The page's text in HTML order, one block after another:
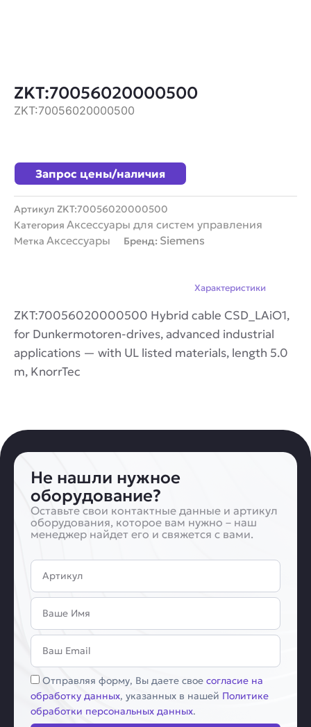
ZKT:70056020000500
ZKT:70056020000500
Запрос цены/наличия
Артикул ZKT:70056020000500
Категория Аксессуары для систем управления
Метка Аксессуары Бренд: Siemens
Характеристики
ZKT:70056020000500 Hybrid cable CSD_LAiO1,
for Dunkermotoren-drives, advanced industrial
applications — with UL listed materials, length 5.0
m, KnorrTec
Не нашли нужное
оборудование?
Оставьте свои контактные данные и артикул
оборудования, которое вам нужно – наш
менеджер найдет его и свяжется с вами.
Артикул
Имя
Email
Соглашение
Отправляя форму, Вы даете свое согласие на
обработку данных, указанных в нашей Политике
обработки персональных данных.